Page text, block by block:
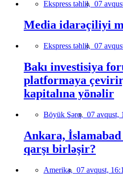
Ekspress təhlil, 07
Media idarəçiliyi
Ekspress təhlil, 07
Bakı investisiya
platformaya
kapitalına yönəlir
Böyük Şərq, 07 avqust,
Ankara,
qarşı birləşir?
Amerika, 07 avqust,